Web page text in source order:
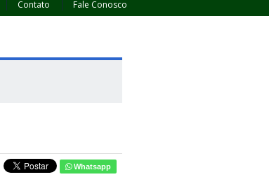
Contato Fale Conosco
Whatsapp